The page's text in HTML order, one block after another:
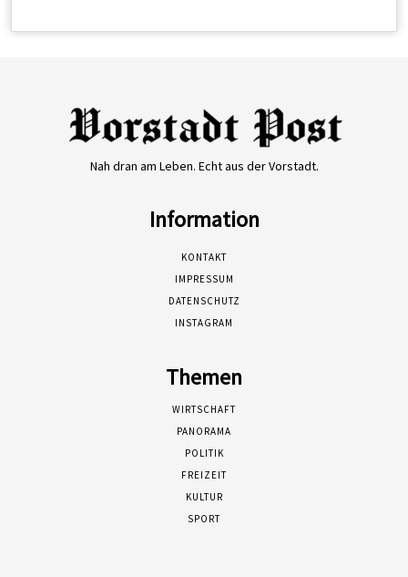
Nah dran am Leben. Echt aus der Vorstadt.
Information
KONTAKT
IMPRESSUM
DATENSCHUTZ
INSTAGRAM
Themen
WIRTSCHAFT
PANORAMA
POLITIK
FREIZEIT
KULTUR
SPORT